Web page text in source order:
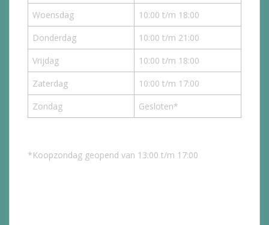
Woensdag
10:00 t/m 18:00
Donderdag
10:00 t/m 21:00
Vrijdag
10:00 t/m 18:00
Zaterdag
10:00 t/m 17:00
Zondag
Gesloten*
*Koopzondag geopend van 13:00 t/m 17:00